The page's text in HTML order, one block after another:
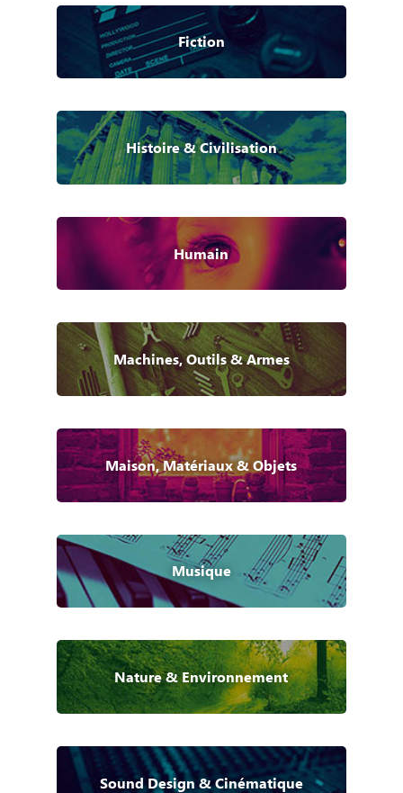
Fiction
Histoire & Civilisation
Humain
Machines, Outils & Armes
Maison, Matériaux & Objets
Musique
Nature & Environnement
Sound Design & Cinématique